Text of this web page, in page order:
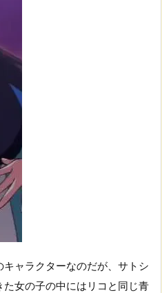
ャラクターなのだが、サトシ
女の子の中にはリコと同じ青